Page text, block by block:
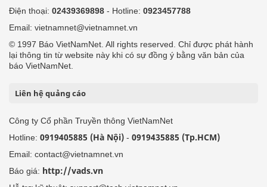
Điện thoại: 02439369898 - Hotline: 0923457788
Email: vietnamnet@vietnamnet.vn
© 1997 Báo VietNamNet. All rights reserved. Chỉ được phát hành
lại thông tin từ website này khi có sự đồng ý bằng văn bản của
báo VietNamNet.
Liên hệ quảng cáo
Công ty Cổ phần Truyền thông VietNamNet
Hotline: 0919405885 (Hà Nội) - 0919435885 (Tp.HCM)
Email: contact@vietnamnet.vn
Báo giá: http://vads.vn